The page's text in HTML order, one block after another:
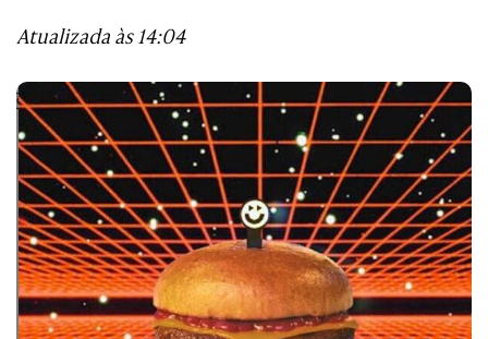
Atualizada às 14:04